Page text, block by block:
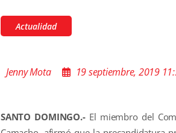
Actualidad
Jenny Mota 19 septiembre, 2019
SANTO DOMINGO.-El miembro del